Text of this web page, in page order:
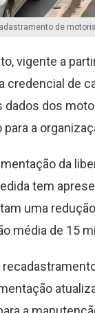
de
vigente a
credencial de
dados dos
a
da
tem
uma
média de 15